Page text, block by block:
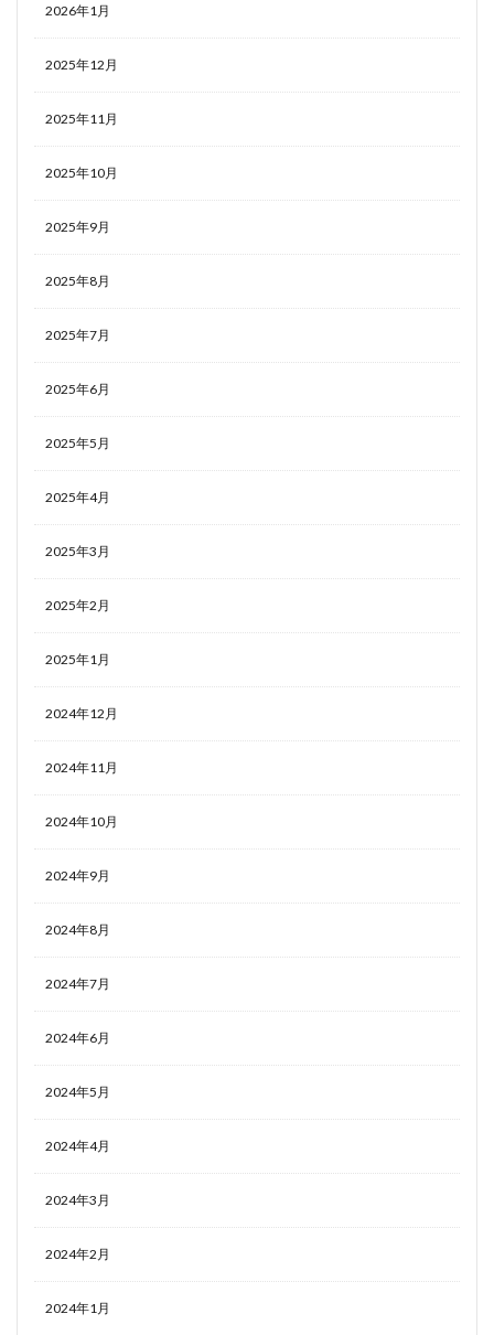
2026年1月
2025年12月
2025年11月
2025年10月
2025年9月
2025年8月
2025年7月
2025年6月
2025年5月
2025年4月
2025年3月
2025年2月
2025年1月
2024年12月
2024年11月
2024年10月
2024年9月
2024年8月
2024年7月
2024年6月
2024年5月
2024年4月
2024年3月
2024年2月
2024年1月